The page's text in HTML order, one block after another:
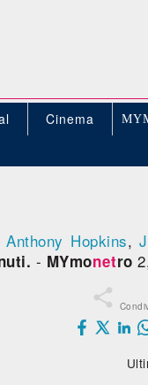
Cinema
Anthony Hopkins,
- MYmonetro
